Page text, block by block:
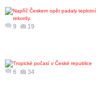
9 19
6 34